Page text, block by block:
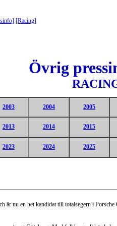
[Racing]
Övrig
2003 2004 2005
2013 2014 2015
2023 2024 2025
är nu en het kandidat till totalsegern i Porsche